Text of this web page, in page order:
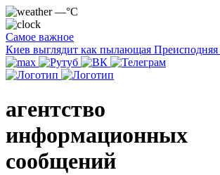
—°C
Самое важное
Киев выглядит как пылающая Преисподняя
агентство
информационных
сообщений